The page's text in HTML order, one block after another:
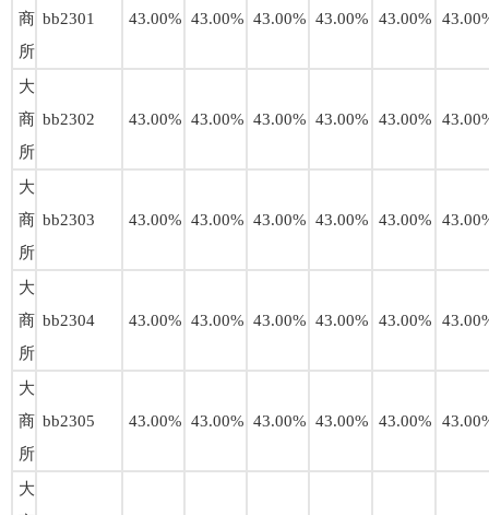
商
所
bb2301 43.00% 43.00% 43.00% 43.00% 43.00%
大
商
所
bb2302 43.00% 43.00% 43.00% 43.00% 43.00%
大
商
所
bb2303 43.00% 43.00% 43.00% 43.00% 43.00%
大
商
所
bb2304 43.00% 43.00% 43.00% 43.00% 43.00%
大
商
所
bb2305 43.00% 43.00% 43.00% 43.00% 43.00%
大